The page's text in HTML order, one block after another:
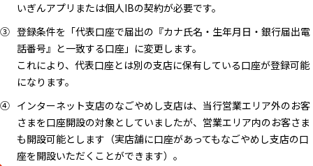
いぎんアプリまたは個人IBの契約が必要です。
登録条件を「代表口座で届出の『カナ氏名・生年月日・銀行届出電
話番号』と一致する口座」に変更します。
これにより、代表口座とは別の支店に保有している口座が登録可能
になります。
インターネット支店のなごやめし支店は、当行営業エリア外のお客
さまを口座開設の対象としていましたが、営業エリア内のお客さま
も開設可能とします（実店舗に口座があってもなごやめし支店の口
座を開設いただくことができます）。